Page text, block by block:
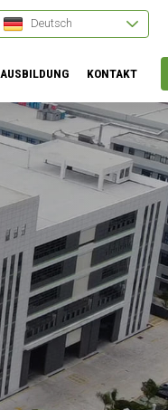
Deutsch
AUSBILDUNG KONTAKT